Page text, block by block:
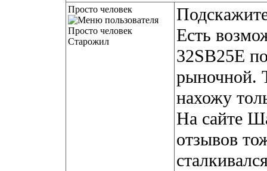
Просто человек
Старожил
Есть
32SB25E
рыночной.
нахожу
На сайте
отзывов